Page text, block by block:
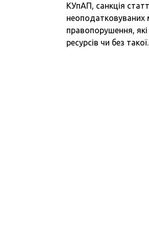
КУпАП, санкція
неоподатковуваних
правопорушення,
ресурсів чи без такої.